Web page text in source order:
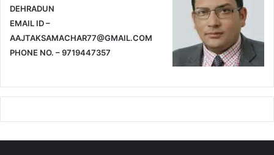
DEHRADUN
EMAIL ID –
AAJTAKSAMACHAR77@GMAIL.COM
PHONE NO. – 9719447357